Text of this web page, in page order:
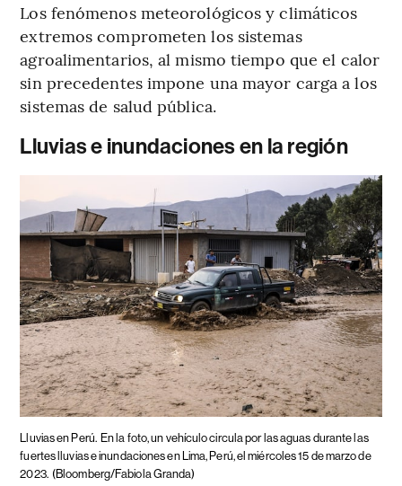
Los fenómenos meteorológicos y climáticos
extremos comprometen los sistemas
agroalimentarios, al mismo tiempo que el calor
sin precedentes impone una mayor carga a los
sistemas de salud pública.
Lluvias e inundaciones en la región
Lluvias en Perú. En la foto, un vehículo circula por las aguas durante las
fuertes lluvias e inundaciones en Lima, Perú, el miércoles 15 de marzo de
2023. (Bloomberg/Fabiola Granda)